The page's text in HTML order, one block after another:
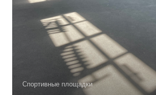
Спортивные площадки